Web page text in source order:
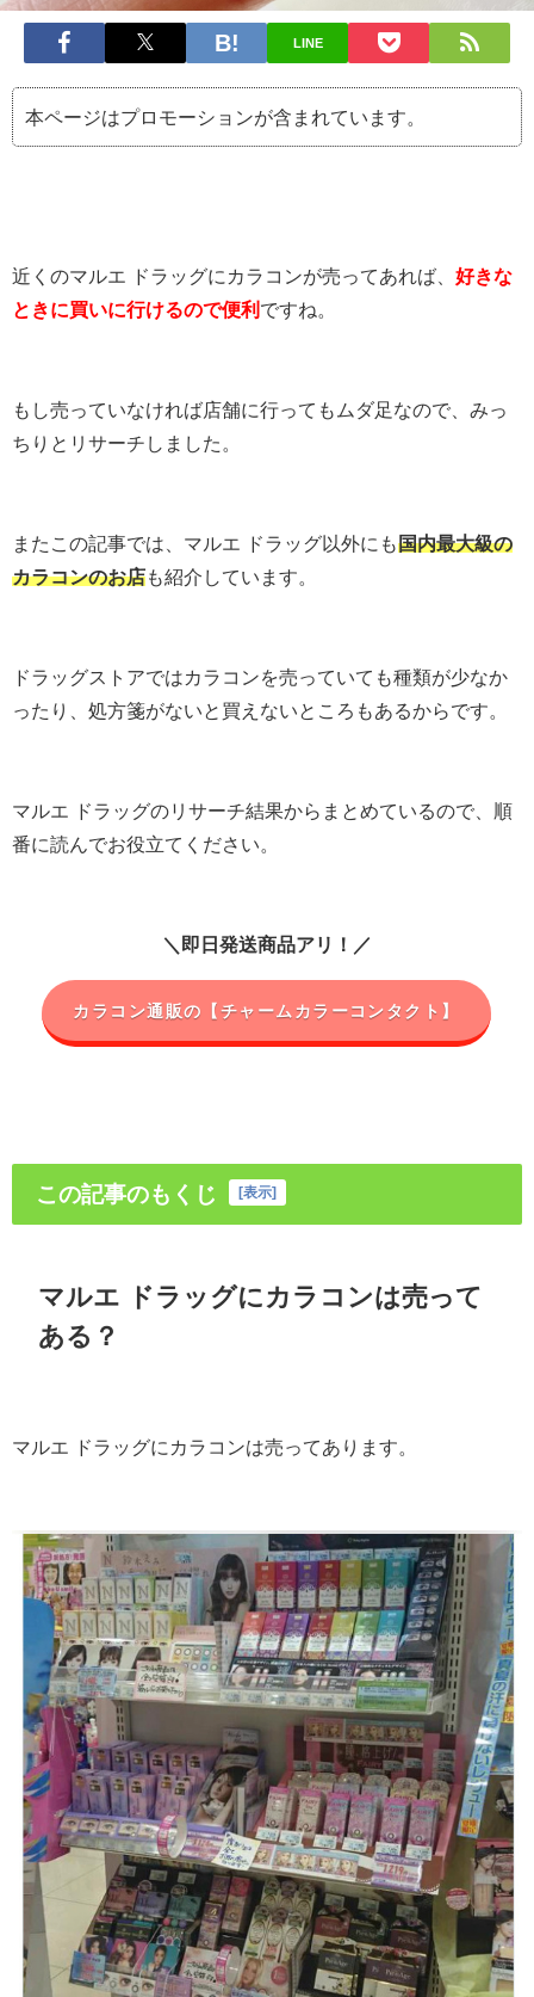
LINE
本ページはプロモーションが含まれています。
近くのマルエ ドラッグにカラコンが売ってあれば、 好きな
ときに買いに行けるので便利 ですね。
もし売っていなければ店舗に行ってもムダ足なので、みっ
ちりとリサーチしました。
またこの記事では、マルエ ドラッグ以外にも国内最大級の
カラコンのお店も紹介しています。
ドラッグストアではカラコンを売っていても種類が少なか
ったり、処方箋がないと買えないところもあるからです。
マルエ ドラッグのリサーチ結果からまとめているので、順
番に読んでお役立てください。
＼即日発送商品アリ！／
カラコン通販の【チャームカラーコンタクト】
この記事のもくじ 表示
マルエ ドラッグにカラコンは売って
ある？
マルエ ドラッグにカラコンは売ってあります。